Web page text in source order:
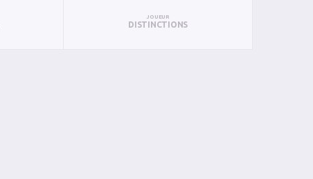
JOUEUR
DISTINCTIONS